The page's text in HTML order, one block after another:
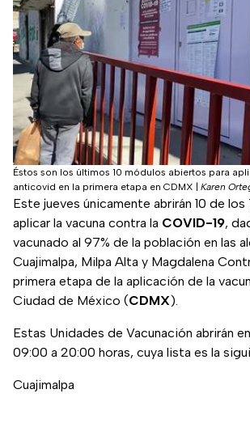
Éstos son los últimos 10 módulos abiertos para
anticovid en la primera etapa en CDMX
Karen
Este jueves únicamente abrirán 10 de los
aplicar la vacuna contra la COVID-19,
vacunado al 97% de la población en las
Cuajimalpa, Milpa Alta y Magdalena
primera etapa de la aplicación de la
Ciudad de México (CDMX).
Estas Unidades de Vacunación abrirán
09:00 a 20:00 horas, cuya lista es la
Cuajimalpa